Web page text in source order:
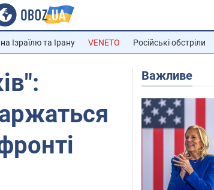
Ізраїлю та Ірану VENETO Російські обстріли
Важливе